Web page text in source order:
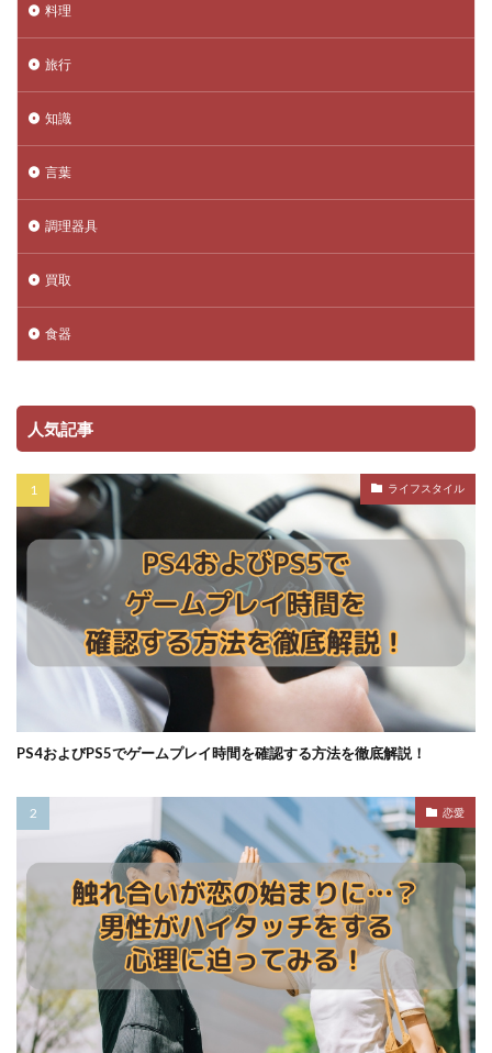
料理
旅行
知識
言葉
調理器具
買取
食器
人気記事
ライフスタイル
PS4およびPS5でゲームプレイ時間を確認する方法を徹底解説！
恋愛